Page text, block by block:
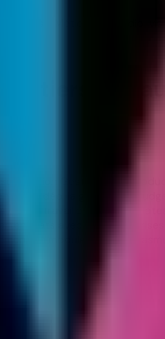
Services - Métiers de l'audio-
Métiers de
option Gestion de la
vidéo, la gestion de
élèves travaillent sur des
avec des
un module mobilité